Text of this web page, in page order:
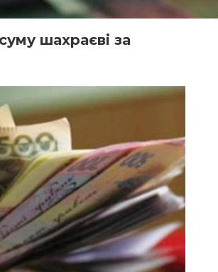
шахраєві за